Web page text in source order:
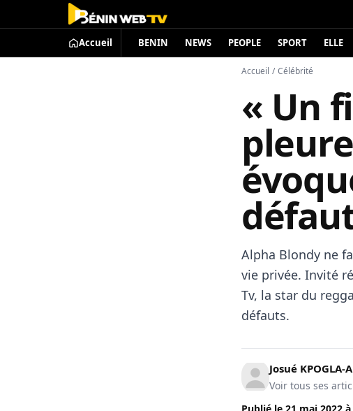
Accueil BENIN NEWS PEOPLE SPORT ELLE
Accueil / Célébrité
« Un
Alpha Blondy ne
vie privée. Invité
Tv, la star du
défauts.
Josué KPOGLA-
Voir tous ses